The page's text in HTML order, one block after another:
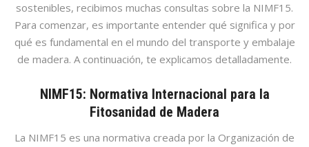
sostenibles, recibimos muchas consultas sobre la NIMF15.
Para comenzar, es importante entender qué significa y por
qué es fundamental en el mundo del transporte y embalaje
de madera. A continuación, te explicamos detalladamente.
NIMF15: Normativa Internacional para la
Fitosanidad de Madera
La NIMF15 es una normativa creada por la Organización de